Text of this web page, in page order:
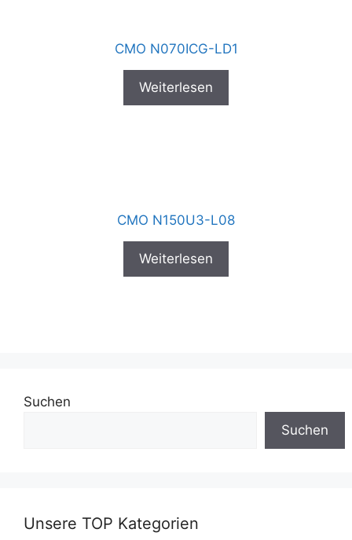
CMO N070ICG-LD1
Weiterlesen
CMO N150U3-L08
Weiterlesen
Suchen
Suchen
Unsere TOP Kategorien